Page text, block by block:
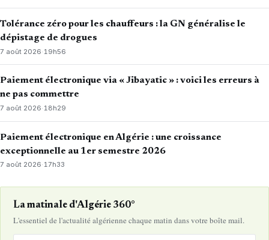
Tolérance zéro pour les chauffeurs : la GN généralise le
dépistage de drogues
7 août 2026· 19h56
Paiement électronique via « Jibayatic » : voici les erreurs à
ne pas commettre
7 août 2026·18h29
Paiement électronique en Algérie : une croissance
exceptionnelle au 1er semestre 2026
7 août 2026·17h33
La matinale d'Algérie 360°
L'essentiel de l'actualité algérienne chaque matin dans votre boîte mail.